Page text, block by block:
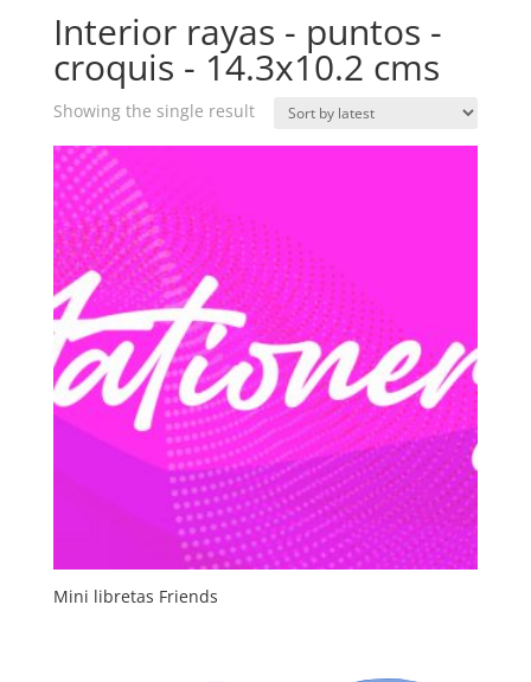
Interior rayas - puntos -
croquis - 14.3x10.2 cms
Showing the single result
Mini libretas Friends